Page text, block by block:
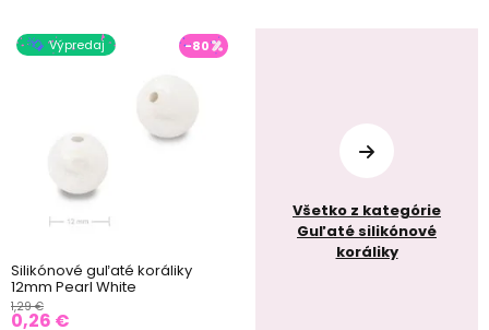
Výpredaj -80
Silikónové guľaté koráliky
12mm Pearl White
1,29 €
0,26 €
Všetko z kategórie
Guľaté silikónové
koráliky